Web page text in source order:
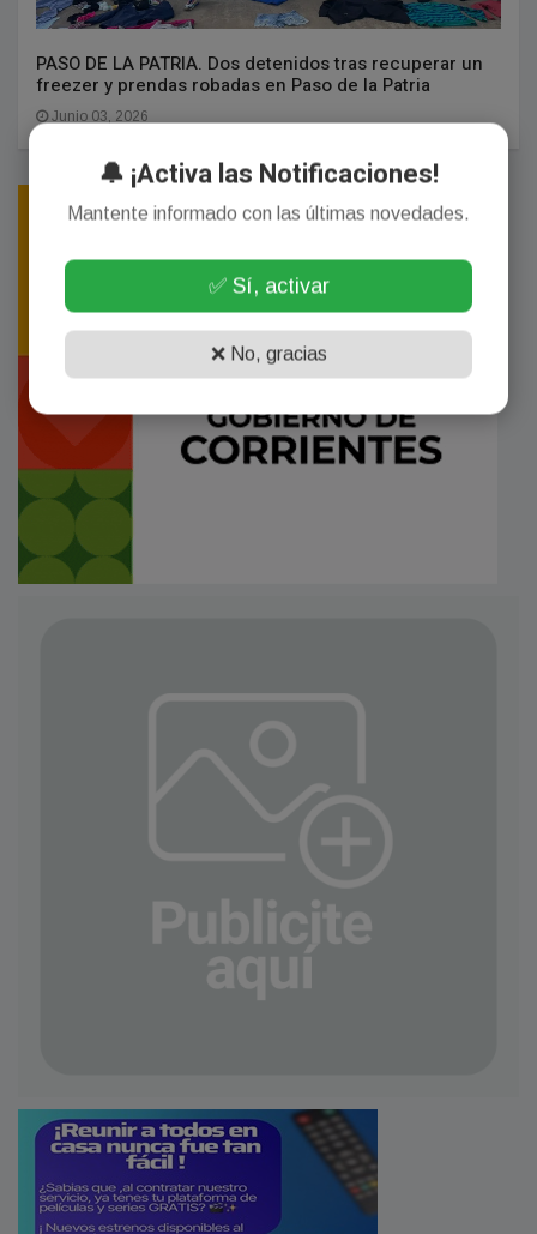
PASO DE LA PATRIA. Dos detenidos tras recuperar un
freezer y prendas robadas en Paso de la Patria
Junio 03, 2026
🔔 ¡Activa las Notificaciones!
Mantente informado con las últimas novedades.
✅ Sí, activar
❌ No, gracias